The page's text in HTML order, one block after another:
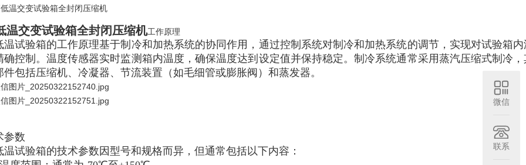
温交变试验箱全封闭压缩机工作原理
温试验箱的工作原理基于制冷和加热系统的协同作用，通过控制系统对制冷和加热系统的调节，实现对试验箱
确控制。温度传感器实时监测箱内温度，确保温度达到设定值并保持稳定。制冷系统通常采用蒸汽压缩式制冷
件包括压缩机、冷凝器、节流装置（如毛细管或膨胀阀）和蒸发器。
参数
温试验箱的技术参数因型号和规格而异，但通常包括以下内容：
微信
联系